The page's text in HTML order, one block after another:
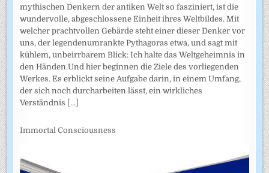
mythischen Denkern der antiken Welt so fasziniert, ist die
wundervolle, abgeschlossene Einheit ihres Weltbildes. Mit
welcher prachtvollen Gebärde steht einer dieser Denker vor
uns, der legendenumrankte Pythagoras etwa, und sagt mit
kühlem, unbeirrbarem Blick: Ich halte das Weltgeheimnis in
den Händen.Und hier beginnen die Ziele des vorliegenden
Werkes. Es erblickt seine Aufgabe darin, in einem Umfang,
der sich noch durcharbeiten lässt, ein wirkliches
Verständnis [...]
Immortal Consciousness